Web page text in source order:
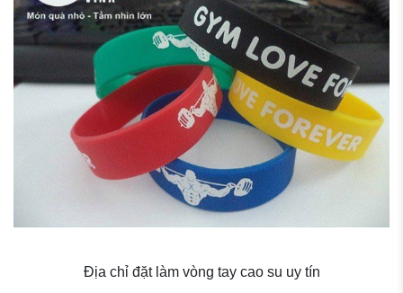
Địa chỉ đặt làm vòng tay cao su uy tín